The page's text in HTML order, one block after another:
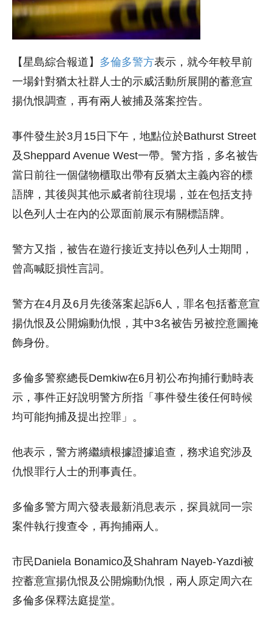
【星島綜合報道】 多倫多警方表示，就今年較早前
一場針對猶太社群人士的示威活動所展開的蓄意宣
揚仇恨調查，再有兩人被捕及落案控告。
事件發生於3月15日下午，地點位於Bathurst Street
及Sheppard Avenue West一帶。警方指，多名被告
當日前往一個儲物櫃取出帶有反猶太主義內容的標
語牌，其後與其他示威者前往現場，並在包括支持
以色列人士在內的公眾面前展示有關標語牌。
警方又指，被告在遊行接近支持以色列人士期間，
曾高喊貶損性言詞。
警方在4月及6月先後落案起訴6人，罪名包括蓄意宣
揚仇恨及公開煽動仇恨，其中3名被告另被控意圖掩
飾身份。
多倫多警察總長Demkiw在6月初公布拘捕行動時表
示，事件正好說明警方所指「事件發生後任何時候
均可能拘捕及提出控罪」。
他表示，警方將繼續根據證據追查，務求追究涉及
仇恨罪行人士的刑事責任。
多倫多警方周六發表最新消息表示，探員就同一宗
案件執行搜查令，再拘捕兩人。
市民Daniela Bonamico及Shahram Nayeb-Yazdi被
控蓄意宣揚仇恨及公開煽動仇恨，兩人原定周六在
多倫多保釋法庭提堂。